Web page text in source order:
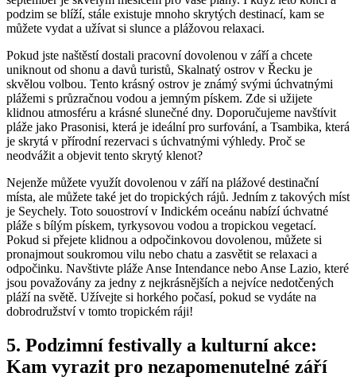
podzim se blíží, stále existuje‍ mnoho skrytých destinací, kam⁣ se
můžete vydat a užívat ⁢si slunce a plážovou relaxaci. ‌
Pokud ‌jste ​naštěstí dostali pracovní dovolenou v​ září a chcete⁢
uniknout od ⁣shonu a ⁤davů⁣ turistů, Skalnatý ostrov v ⁢Řecku je
‌skvělou volbou. Tento ⁣krásný ostrov je známý‌ svými úchvatnými
plážemi s průzračnou vodou a jemným pískem. Zde⁢ si užijete
klidnou atmosféru ⁣a krásné ⁤slunečné⁤ dny. Doporučujeme navštívit
pláže ⁢jako Prasonisi,‍ která je ideální pro surfování, a Tsambika, která
⁢je skrytá‌ v ​přírodní‍ rezervaci s úchvatnými výhledy. Proč se
neodvážit a objevit tento skrytý klenot?
Nejenže můžete využít dovolenou v září na plážové destinační
místa, ale můžete také jet do tropických rájů. Jedním⁣ z takových míst
je​ Seychely.‍ Toto souostroví v Indickém oceánu nabízí⁣ úchvatné​
pláže s‌ bílým pískem, tyrkysovou vodou a tropickou vegetací.
Pokud si přejete klidnou a odpočinkovou dovolenou, můžete si
pronajmout soukromou vilu nebo chatu a zasvětit se relaxaci a
odpočinku. Navštivte ⁣pláže ​Anse ⁢Intendance nebo Anse Lazio, které‍
jsou považovány za jedny​ z nejkrásnějších a nejvíce⁣ nedotčených
pláží ⁤na světě. Užívejte si horkého počasí, pokud se vydáte na
dobrodružství ‌v‌ tomto tropickém⁣ ráji!
5. Podzimní festivally a kulturní akce:
Kam vyrazit pro nezapomenutelné září